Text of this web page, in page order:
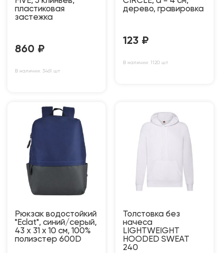
пластиковая
застежка
860 ₽
В наличии: 3461 шт
дерево, гравировка
123 ₽
В наличии: 1120 шт
Рюкзак водостойкий
"Eclat", синий/серый,
43 x 31 x 10 см, 100%
полиэстер 600D
Толстовка без
начеса
LIGHTWEIGHT
HOODED SWEAT
240